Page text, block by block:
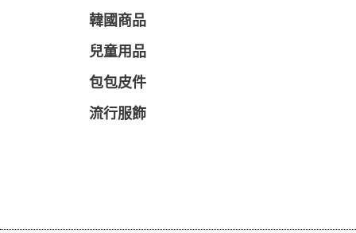
韓國商品
兒童用品
包包皮件
流行服飾